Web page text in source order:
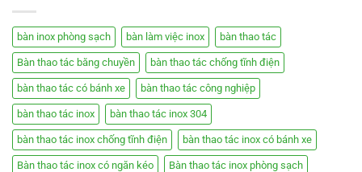
bàn inox phòng sạch bàn làm việc inox bàn thao tác
Bàn thao tác băng chuyền bàn thao tác chống tĩnh điện
bàn thao tác có bánh xe bàn thao tác công nghiệp
bàn thao tác inox bàn thao tác inox 304
bàn thao tác inox chống tĩnh điện bàn thao tác inox có bánh xe
Bàn thao tác inox có ngăn kéo Bàn thao tác inox phòng sạch